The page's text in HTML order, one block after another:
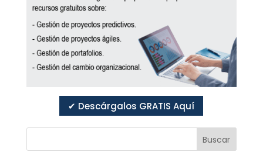
✔ Descárgalos GRATIS Aquí
Buscar